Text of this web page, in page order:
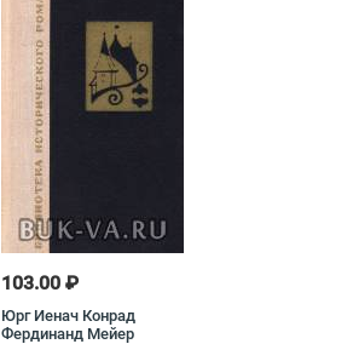
103.00 ₽
Юрг Иенач Конрад
Фердинанд Мейер